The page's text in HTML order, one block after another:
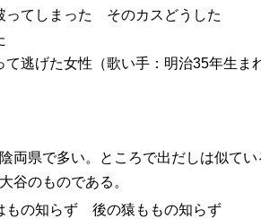
てしまった そのカスどうした
逃げた女性（歌い手：明治35年生ま
県で多い。ところで出だしは似てい
谷のものである。
もの知らず 後の猿ももの知らず